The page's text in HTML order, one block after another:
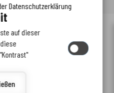
Kontaktformular -
GmbH
senden
Datenschutzerklärung
auf dieser